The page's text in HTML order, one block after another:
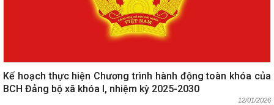
Kế hoạch thực hiện Chương trình hành động toàn khóa của
BCH Đảng bộ xã khóa I, nhiệm kỳ 2025-2030
12/01/2026